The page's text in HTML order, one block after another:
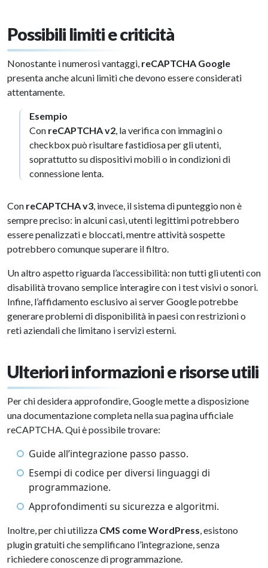
Possibili limiti e criticità
Nonostante i numerosi vantaggi, reCAPTCHA Google
presenta anche alcuni limiti che devono essere considerati
attentamente.
Esempio
Con reCAPTCHA v2 , la verifica con immagini o
checkbox può risultare fastidiosa per gli utenti,
soprattutto su dispositivi mobili o in condizioni di
connessione lenta.
Con reCAPTCHA v3 , invece, il sistema di punteggio non è
sempre preciso: in alcuni casi, utenti legittimi potrebbero
essere penalizzati e bloccati, mentre attività sospette
potrebbero comunque superare il filtro.
Un altro aspetto riguarda l’accessibilità: non tutti gli utenti con
disabilità trovano semplice interagire con i test visivi o sonori.
Infine, l’affidamento esclusivo ai server Google potrebbe
generare problemi di disponibilità in paesi con restrizioni o
reti aziendali che limitano i servizi esterni.
Ulteriori informazioni e risorse utili
Per chi desidera approfondire, Google mette a disposizione
una documentazione completa nella sua pagina ufficiale
reCAPTCHA. Qui è possibile trovare:
Guide all’integrazione passo passo.
Esempi di codice per diversi linguaggi di
programmazione.
Approfondimenti su sicurezza e algoritmi.
Inoltre, per chi utilizza CMS come WordPress , esistono
plugin gratuiti che semplificano l’integrazione, senza
richiedere conoscenze di programmazione.